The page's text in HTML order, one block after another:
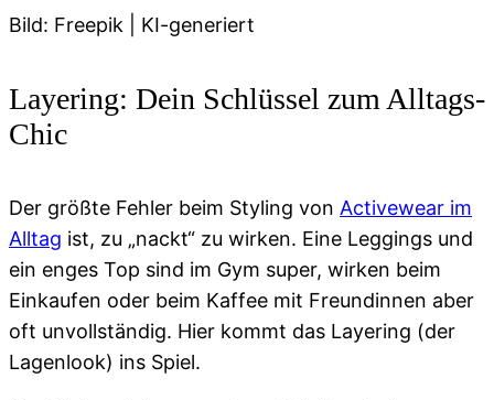
Bild: Freepik | KI-generiert
Layering: Dein Schlüssel zum Alltags-
Chic
Der größte Fehler beim Styling von Activewear im
Alltag ist, zu „nackt“ zu wirken. Eine Leggings und
ein enges Top sind im Gym super, wirken beim
Einkaufen oder beim Kaffee mit Freundinnen aber
oft unvollständig. Hier kommt das Layering (der
Lagenlook) ins Spiel.